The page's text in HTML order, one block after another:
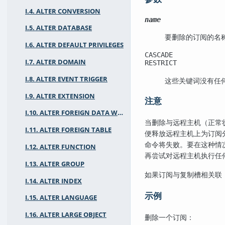
I.4. ALTER CONVERSION
I.5. ALTER DATABASE
I.6. ALTER DEFAULT PRIVILEGES
I.7. ALTER DOMAIN
I.8. ALTER EVENT TRIGGER
I.9. ALTER EXTENSION
I.10. ALTER FOREIGN DATA WRAPPER
I.11. ALTER FOREIGN TABLE
I.12. ALTER FUNCTION
I.13. ALTER GROUP
I.14. ALTER INDEX
I.15. ALTER LANGUAGE
I.16. ALTER LARGE OBJECT
name
要删除的订阅的名
CASCADE
RESTRICT
这些关键词没有任
注意
当删除与远程主机（正
便释放远程主机上为订
命令将失败。要在这种情
再尝试对远程主机执行
如果订阅与复制槽相关
示例
删除一个订阅：